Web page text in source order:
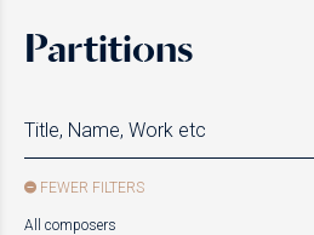
Partitions
FEWER FILTERS
All composers